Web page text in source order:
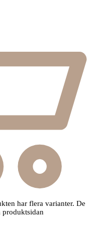
har flera varianter. De
produktsidan